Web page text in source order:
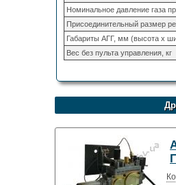
Номинальное давление газа
Присоединительный размер
Габариты АГГ, мм (высота х
Вес без пульта управления, кг